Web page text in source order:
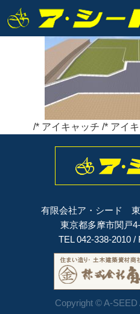
一ノ宮②
/* アイキャッチ /* アイ
有限会社ア・シード
東京都多摩市関戸
TEL 042-338-2010 /
Copyright © A-SEED